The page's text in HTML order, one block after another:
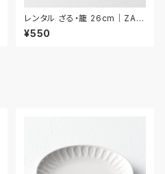
レンタル ざる・籠 26cm｜ZAR
028
¥550